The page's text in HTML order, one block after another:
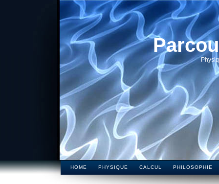
HOME PHYSIQUE CALCUL PHILOSOPHIE